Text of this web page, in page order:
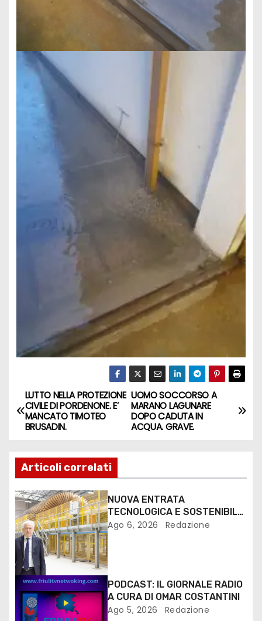
UOMO SOCCORSO A
MARANO LAGUNARE
DOPO CADUTA IN
ACQUA. GRAVE.
LUTTO NELLA PROTEZIONE
CIVILE DI PORDENONE. E’
MANCATO TIMOTEO
BRUSADIN.
Articoli correlati
NUOVA ENTRATA
TECNOLOGICA E SOSTENIBILE
PER I MEZZI PESANTI ALLA
Ago 6, 2026 Redazione
PODCAST: IL GIORNALE RADIO
A CURA DI OMAR COSTANTINI
Ago 5, 2026 Redazione